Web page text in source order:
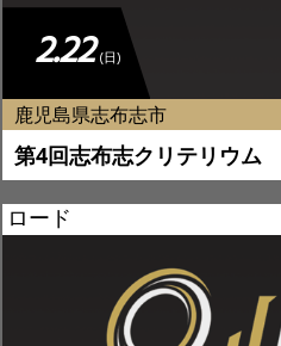
2.22 (日)
鹿児島県志布志市
第4回志布志クリテリウム
ロード